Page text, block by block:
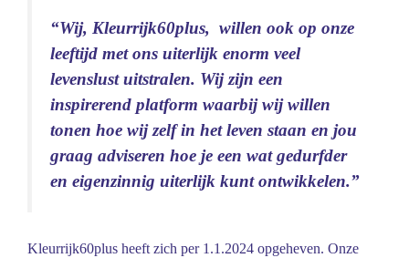
“Wij, Kleurrijk60plus, willen ook op onze
leeftijd met ons uiterlijk enorm veel
levenslust uitstralen. Wij zijn een
inspirerend platform waarbij wij willen
tonen hoe wij zelf in het leven staan en jou
graag adviseren hoe je een wat gedurfder
en eigenzinnig uiterlijk kunt ontwikkelen.”
Kleurrijk60plus heeft zich per 1.1.2024 opgeheven. Onze